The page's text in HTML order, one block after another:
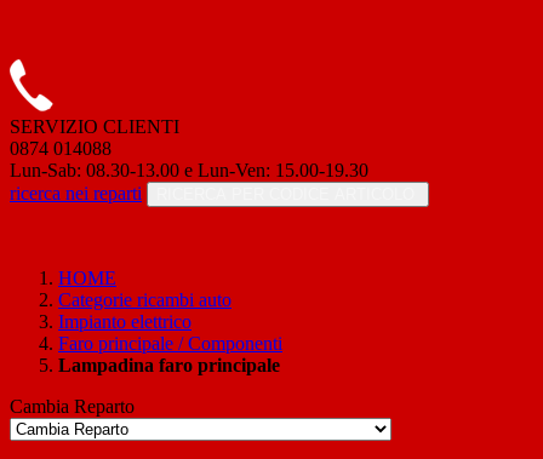
SERVIZIO CLIENTI
0874 014088
Lun-Sab: 08.30-13.00 e Lun-Ven: 15.00-19.30
ricerca nei reparti
HOME
Categorie ricambi auto
Impianto elettrico
Faro principale / Componenti
Lampadina faro principale
Cambia Reparto